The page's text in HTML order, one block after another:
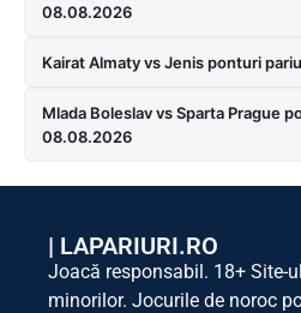
08.08.2026
Kairat Almaty vs Jenis ponturi
Mlada Boleslav vs Sparta Prague
08.08.2026
| LAPARIURI.RO
Joacă responsabil. 18+ Site-
minorilor. Jocurile de noroc